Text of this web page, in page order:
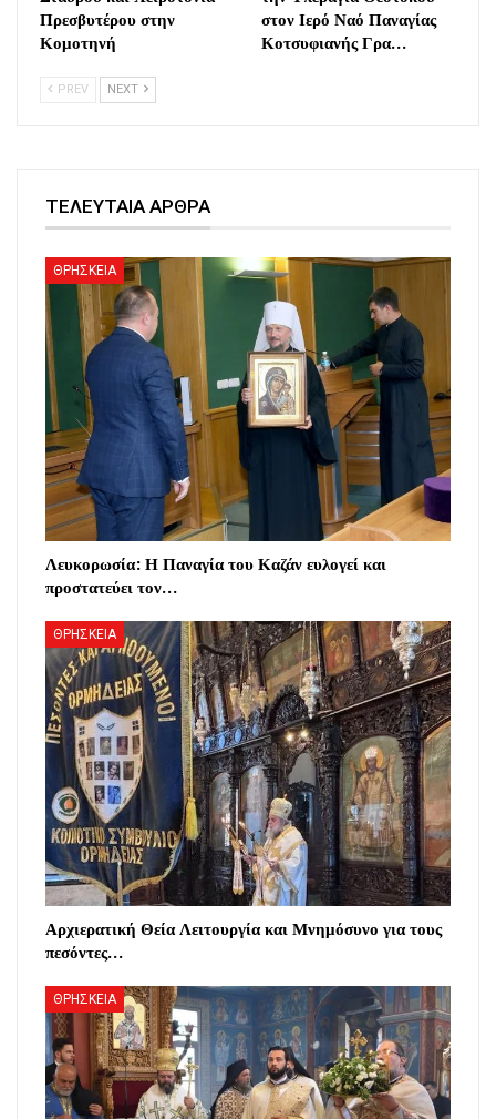
Πρεσβυτέρου στην
Κομοτηνή
στον Ιερό Ναό Παναγίας
Κοτσυφιανής Γρα…
PREV NEXT
ΤΕΛΕΥΤΑΙΑ ΑΡΘΡΑ
ΘΡΗΣΚΕΙΑ
Λευκορωσία: Η Παναγία του Καζάν ευλογεί και
προστατεύει τον…
ΘΡΗΣΚΕΙΑ
Αρχιερατική Θεία Λειτουργία και Μνημόσυνο για τους
πεσόντες…
ΘΡΗΣΚΕΙΑ